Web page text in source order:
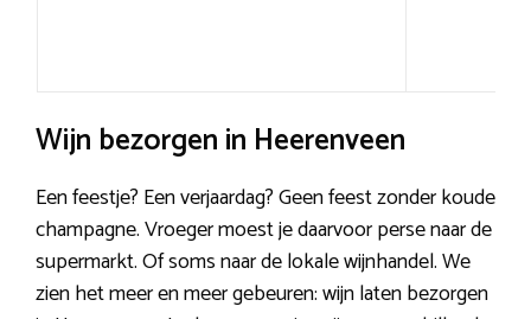
Wijn bezorgen in Heerenveen
Een feestje? Een verjaardag? Geen feest zonder koude
champagne. Vroeger moest je daarvoor perse naar de
supermarkt. Of soms naar de lokale wijnhandel. We
zien het meer en meer gebeuren: wijn laten bezorgen